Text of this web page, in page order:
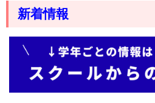
新着情報